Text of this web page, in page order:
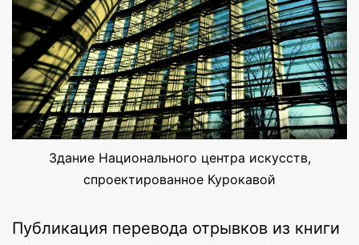
Здание Национального центра искусств,
спроектированное Курокавой
Публикация перевода отрывков из книги